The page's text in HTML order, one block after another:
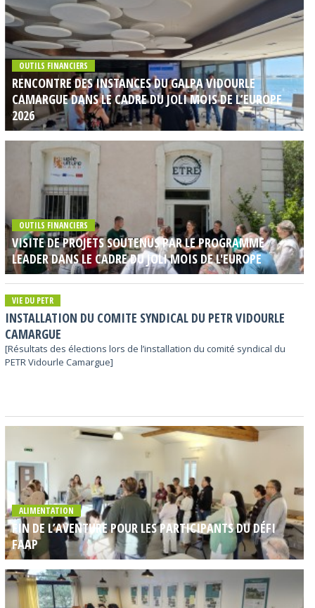
OUTILS FINANCIERS
RENCONTRE DES INSTANCES DU GALPA VIDOURLE
CAMARGUE DANS LE CADRE DU JOLI MOIS DE L’EUROPE
2026
OUTILS FINANCIERS
VISITE DE PROJETS SOUTENUS PAR LE PROGRAMME
LEADER DANS LE CADRE DU JOLI MOIS DE L'EUROPE
VIE DU PETR
INSTALLATION DU COMITE SYNDICAL DU PETR VIDOURLE
CAMARGUE
[Résultats des élections lors de l’installation du comité syndical du
PETR Vidourle Camargue]
ALIMENTATION
FIN DE L’AVENTURE POUR LES PARTICIPANTS DU DÉFI
FAAP